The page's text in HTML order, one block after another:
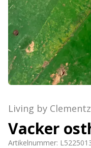
Living by Clementz
Vacker
Artikelnummer: